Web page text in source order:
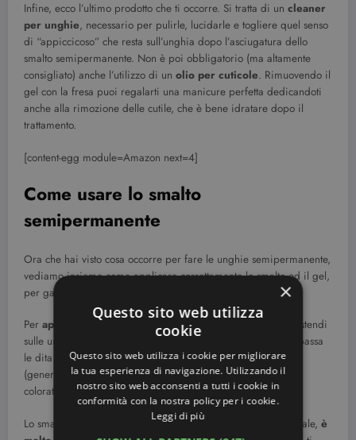
Infine, ecco l’ultimo prodotto che ti occorre. Si tratta di un cleaner
per unghie, necessario per pulirle, lucidarle e togliere quel senso
di “appiccicoso” che resta sull’unghia dopo l’asciugatura dello
smalto semipermanente. Non è poi obbligatorio (ma altamente
consigliato) anche l’utilizzo di un olio per cuticole. Rimuovendo il
gel con la fresa puoi regalarti una manicure perfetta dedicandoti
anche alla rimozione delle cutile, che è bene idratare dopo il
trattamento.
[content-egg module=Amazon next=4]
Come usare lo smalto
semipermanente
Ora che hai visto cosa occorre per fare le unghie semipermanente,
vediamo insieme come applicare correttamente lo smalto ed il gel,
per garantirne una lunga durata.
Per applicare correttamente lo smalto semipermanente
stendi
sulle unghie una passata della base trasparente (base coat), passa
le dita sotto la lampada UV per il tempo indicato sullo smalto
(generalmente 2 minuti), quindi stendi una passata di smalto
colorato.
Lo smalto semipermanente, diversamente da quello tradizionale, è
×
Questo sito web utilizza
cookie
Questo sito web utilizza i cookie per migliorare
la tua esperienza di navigazione. Utilizzando il
nostro sito web acconsenti a tutti i cookie in
conformità con la nostra policy per i cookie.
Leggi di più